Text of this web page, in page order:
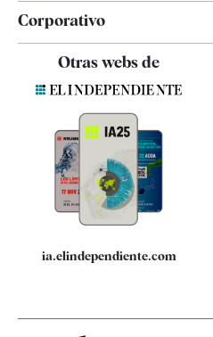
Corporativo
Quiénes somos
Especificaciones
Otras webs de
ia.elindependiente.com